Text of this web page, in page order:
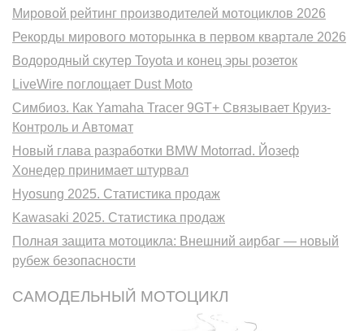
Мировой рейтинг производителей мотоциклов 2026
Рекорды мирового моторынка в первом квартале 2026
Водородный скутер Toyota и конец эры розеток
LiveWire поглощает Dust Moto
Симбиоз. Как Yamaha Tracer 9GT+ Связывает Круиз-
Контроль и Автомат
Новый глава разработки BMW Motorrad. Йозеф
Хонедер принимает штурвал
Hyosung 2025. Статистика продаж
Kawasaki 2025. Статистика продаж
Полная защита мотоцикла: Внешний аирбаг — новый
рубеж безопасности
САМОДЕЛЬНЫЙ МОТОЦИКЛ